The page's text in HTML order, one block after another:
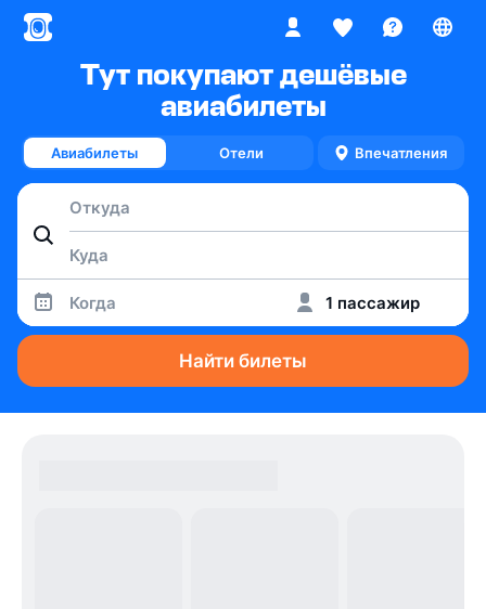
Тут покупают дешёвые
авиабилеты
Авиабилеты Отели Впечатления
Когда 1 пассажир
Найти билеты